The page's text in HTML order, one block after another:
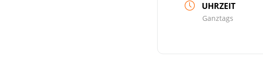
UHRZEIT
Ganztags